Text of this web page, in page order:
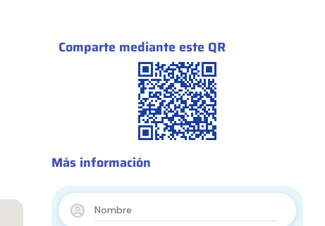
Comparte mediante este QR
Más información